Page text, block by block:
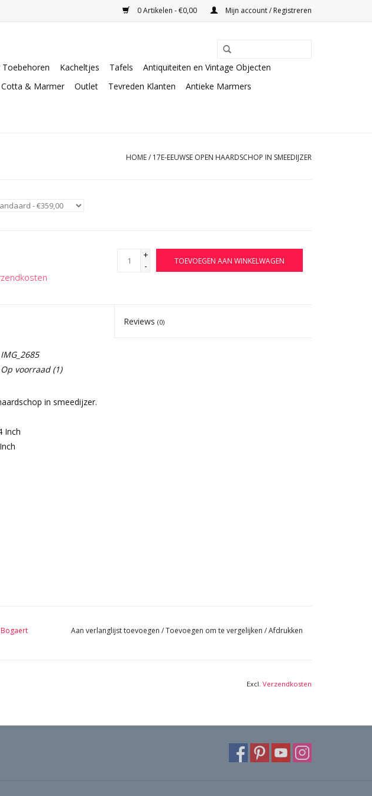
0 Artikelen - €0,00 Mijn account / Registreren
Kacheltjes Tafels
Antiquiteiten en Vintage Objecten
& Marmer Outlet Tevreden Klanten
Antieke Marmers
HOME/ 17E-EEUWSE OPEN HAARDSCHOP IN SMEEDIJZER
+
-
TOEVOEGEN AAN WINKELWAGEN
Reviews(0)
IMG_2685
Op voorraad(1)
in smeedijzer.
Inch
Aan verlanglijst toevoegen /Toevoegen om te vergelijken /Afdrukken
Excl. Verzendkosten